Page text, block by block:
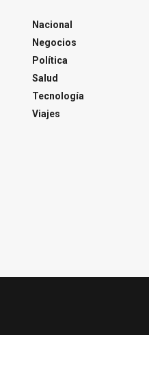
Nacional
Negocios
Política
Salud
Tecnología
Viajes